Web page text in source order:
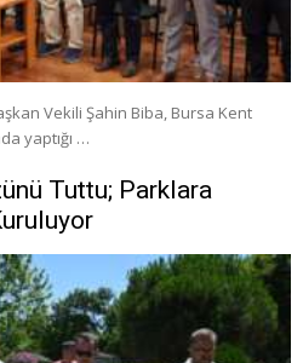
Vekili Şahin Biba, Bursa Kent
yaptığı …
Tuttu; Parklara